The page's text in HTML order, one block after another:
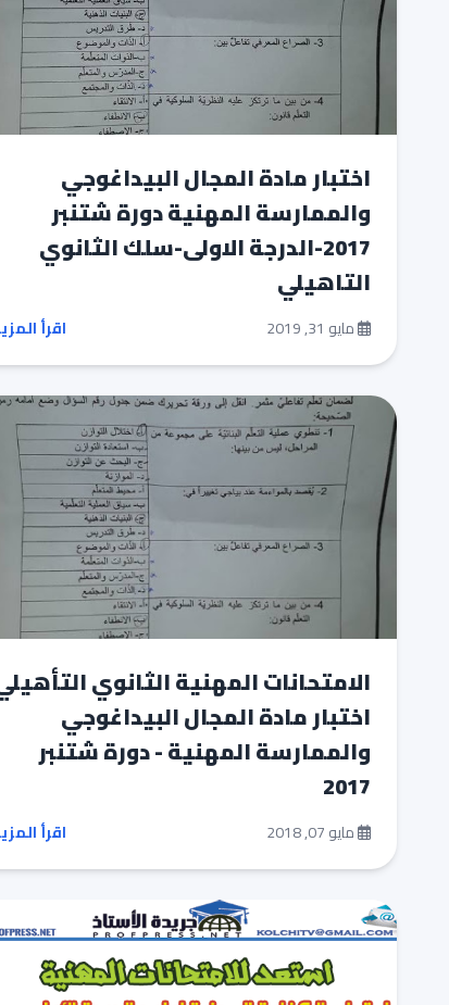
اختبار مادة المجال البيداغوجي
والممارسة المهنية دورة شتنبر
2017-الدرجة الاولى-سلك الثانوي
التاهيلي
مايو 31, 2019 اقرأ
الامتحانات المهنية الثانوي
اختبار مادة المجال البيداغوجي
والممارسة المهنية - دورة شتنبر
2017
مايو 07, 2018 اقرأ